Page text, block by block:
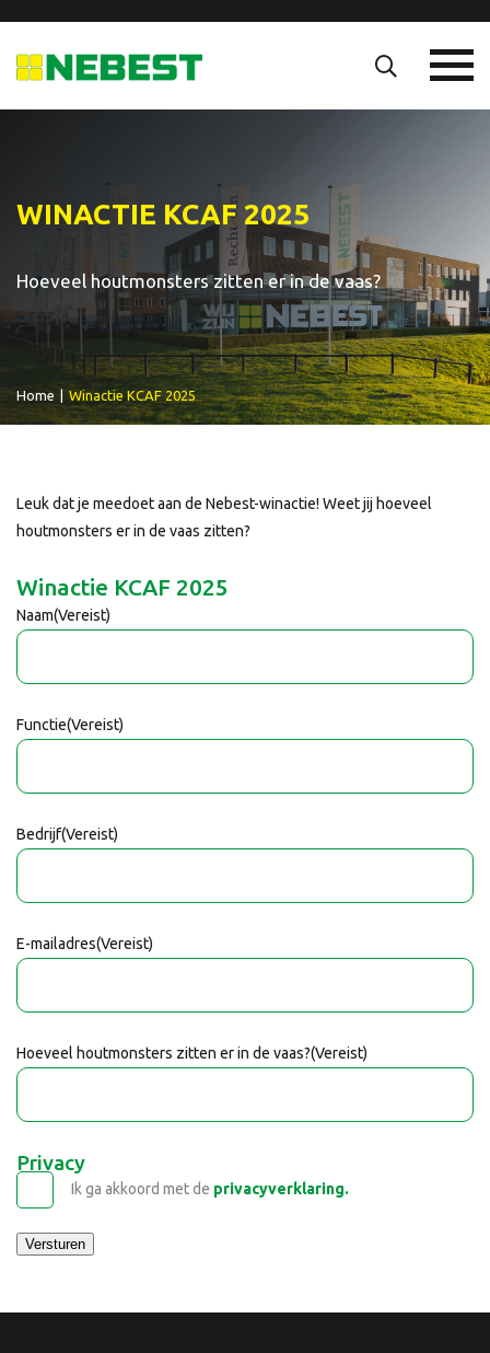
WINACTIE KCAF 2025
Hoeveel houtmonsters zitten er in de vaas?
Home Winactie KCAF 2025
Leuk dat je meedoet aan de Nebest-winactie! Weet jij hoeveel
houtmonsters er in de vaas zitten?
Winactie KCAF 2025
Naam(Vereist)
Functie(Vereist)
Bedrijf(Vereist)
E-mailadres(Vereist)
Hoeveel houtmonsters zitten er in de vaas?(Vereist)
Privacy
Ik ga akkoord met de privacyverklaring.
Versturen